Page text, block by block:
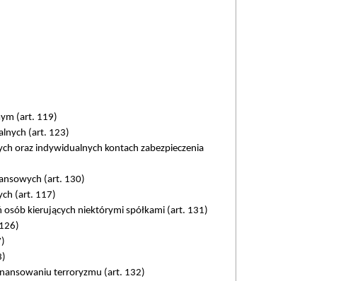
(art. 119)
(art. 123)
oraz indywidualnych kontach zabezpieczenia
(art. 130)
(art. 117)
kierujących niektórymi spółkami (art. 131)
terroryzmu (art. 132)